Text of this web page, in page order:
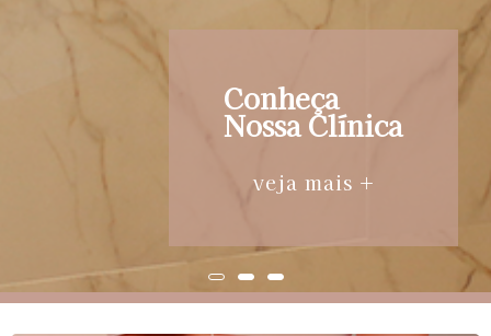
Conheça
Nossa Clínica
veja mais +